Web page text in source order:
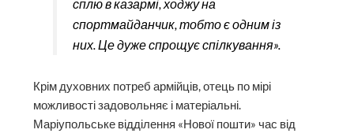
сплю в казармі, ходжу на
спортмайданчик, тобто є одним із
них. Це дуже спрощує спілкування».
Крім духовних потреб армійців, отець по мірі
можливості задовольняє і матеріальні.
Маріупольське відділення «Нової пошти» час від